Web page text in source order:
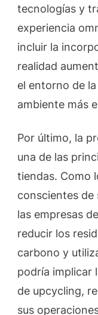
tecnologías y
experiencia
incluir la
realidad
el entorno de
ambiente más
Por último, la
una de las
tiendas. Como
conscientes de
las empresas
reducir los
carbono y
podría implicar
de upcycling,
sus